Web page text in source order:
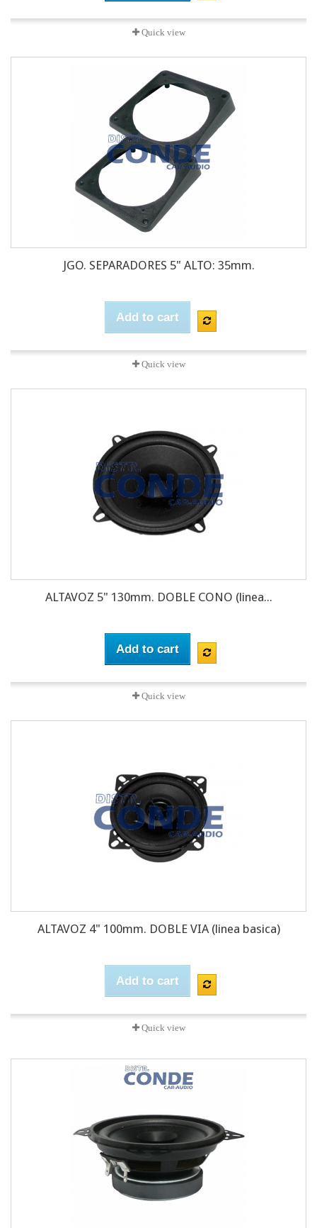
Quick view
JGO. SEPARADORES 5" ALTO: 35mm.
Add to cart
Quick view
ALTAVOZ 5" 130mm. DOBLE CONO (linea...
Add to cart
Quick view
ALTAVOZ 4" 100mm. DOBLE VIA (linea basica)
Add to cart
Quick view